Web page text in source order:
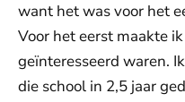
want het was voor het
Voor het eerst maakte
geïnteresseerd waren.
die school in 2,5 jaar